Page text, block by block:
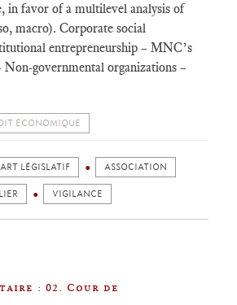
in favor of a multilevel analysis of
macro). Corporate social
entrepreneurship – MNC’s
governmental organizations –
ÉCONOMIQUE
ART LÉGISLATIF ASSOCIATION
VIGILANCE
: 02. Cour de